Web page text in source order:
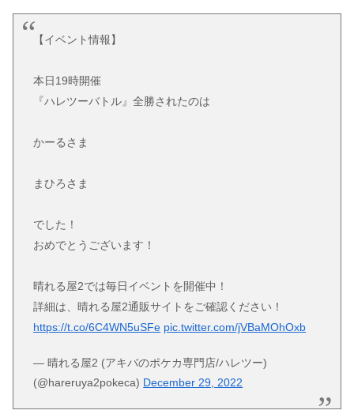
【イベント情報】
本日19時開催
『ハレツーバトル』全勝されたのは
かーるさま
まひろさま
でした！
おめでとうございます！
晴れる屋2では毎日イベントを開催中！
詳細は、晴れる屋2通販サイトをご確認ください！
https://t.co/6C4WN5uSFe pic.twitter.com/jVBaMOhOxb
— 晴れる屋2 (アキバのポケカ専門店/ハレツー)
(@hareruya2pokeca) December 29, 2022